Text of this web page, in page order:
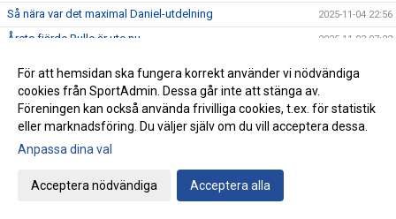
Så nära var det maximal Daniel-utdelning 2025-11-04 22:56
Årets fjärde Bulle är ute nu 2025-11-03 07:22
Emma Holstad 1:35 på halvmaran
Terräng-SM: 18 IFK Lidingö-lag i Mix-stafetten 2025-10-31 07:06
Terräng-SM: Luddes sista lopp i IFKs blåvita tävlingsdräkt
Terräng-SM: Veteranerna femma i lag
För att hemsidan ska fungera korrekt använder vi nödvändiga
cookies från SportAdmin. Dessa går inte att stänga av.
Föreningen kan också använda frivilliga cookies, t.ex. för statistik
eller marknadsföring. Du väljer själv om du vill acceptera dessa.
Anpassa dina val
Acceptera nödvändiga Acceptera alla